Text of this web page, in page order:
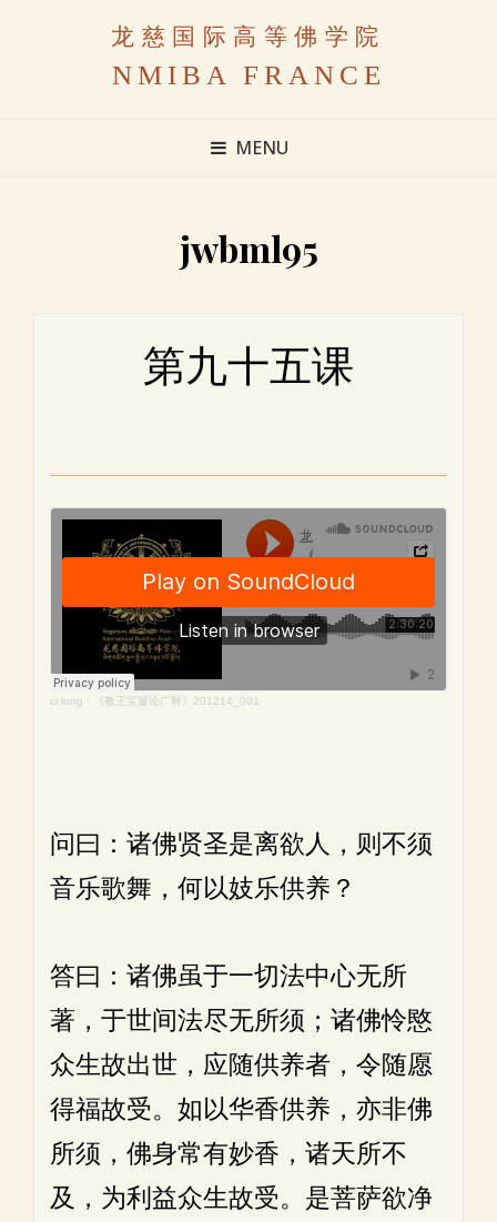
龙慈国际高等佛学院
NMIBA FRANCE
MENU
jwbml95
第九十五课
ci long · 《教王宝鬘论广释》201214_001
问曰：诸佛贤圣是离欲人，则不须
音乐歌舞，何以妓乐供养？
答曰：诸佛虽于一切法中心无所
著，于世间法尽无所须；诸佛怜愍
众生故出世，应随供养者，令随愿
得福故受。如以华香供养，亦非佛
所须，佛身常有妙香，诸天所不
及，为利益众生故受。是菩萨欲净